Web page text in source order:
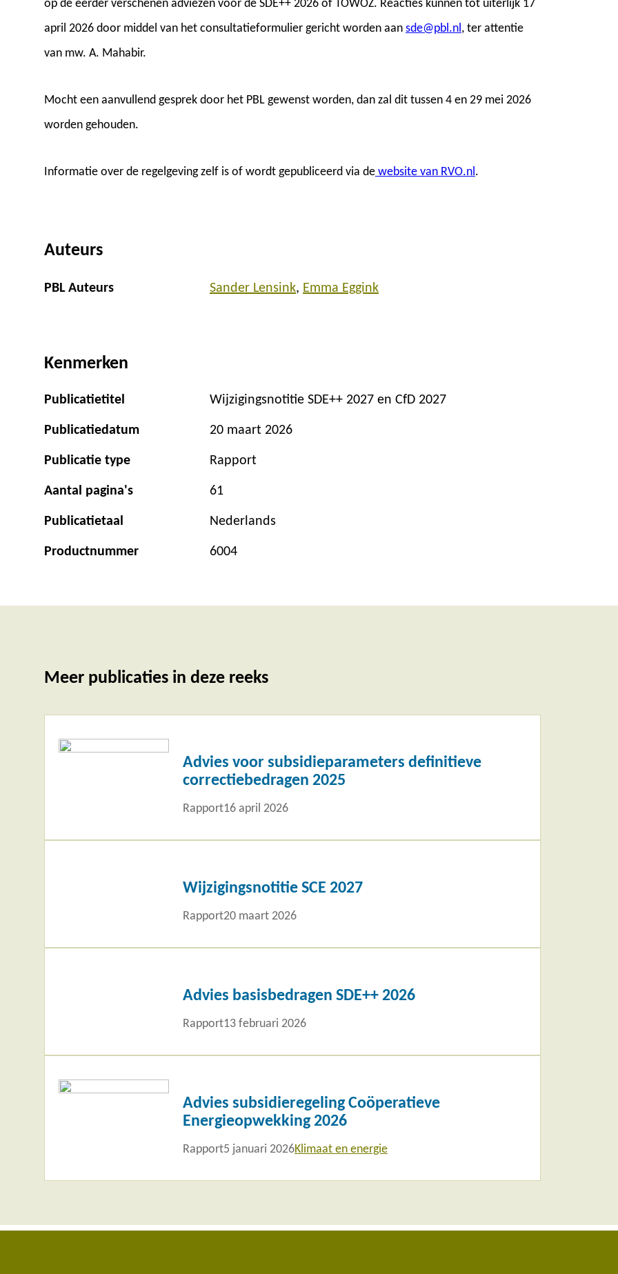
op de eerder verschenen adviezen voor de SDE++ 2026 of TOWOZ. Reacties kunnen tot uiterlijk 17
april 2026 door middel van het consultatieformulier gericht worden aan sde@pbl.nl, ter attentie
van mw. A. Mahabir.
Mocht een aanvullend gesprek door het PBL gewenst worden, dan zal dit tussen 4 en 29 mei 2026
worden gehouden.
Informatie over de regelgeving zelf is of wordt gepubliceerd via de website van RVO.nl.
Auteurs
PBL Auteurs Sander Lensink Emma Eggink
Kenmerken
Publicatietitel Wijzigingsnotitie SDE++ 2027 en CfD 2027
Publicatiedatum 20 maart 2026
Publicatie type Rapport
Aantal pagina's 61
Publicatietaal Nederlands
Productnummer 6004
Meer publicaties in deze reeks
Advies voor subsidieparameters definitieve
correctiebedragen 2025
Rapport16 april 2026
meer
Wijzigingsnotitie SCE 2027
Rapport20 maart 2026
Advies basisbedragen SDE++ 2026
Rapport13 februari 2026
Advies subsidieregeling Coöperatieve
Energieopwekking 2026
Rapport5 januari 2026Klimaat en energie
meer